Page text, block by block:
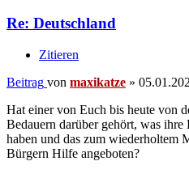
Re: Deutschland
Zitieren
Beitrag von maxikatze »
Hat einer von Euch bis heute von
Bedauern darüber gehört, was
haben und das zum wiederholtem
Bürgern Hilfe angeboten?